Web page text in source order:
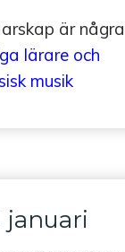
är några
lärare och
musik
januari